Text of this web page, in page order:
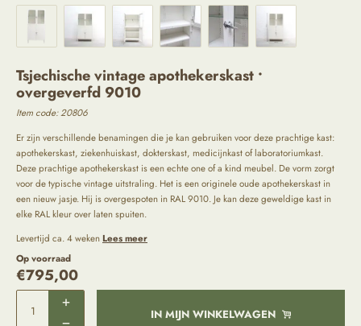
Tsjechische vintage apothekerskast •
overgeverfd 9010
Item code: 20806
Er zijn verschillende benamingen die je kan gebruiken voor deze prachtige kast:
apothekerskast, ziekenhuiskast, dokterskast, medicijnkast of laboratoriumkast.
Deze prachtige apothekerskast is een echte one of a kind meubel. De vorm zorgt
voor de typische vintage uitstraling. Het is een originele oude apothekerskast in
een nieuw jasje. Hij is overgespoten in RAL 9010. Je kan deze geweldige kast in
elke RAL kleur over laten spuiten.
Levertijd ca. 4 wekenLees meer
Op voorraad
€795,00
IN MIJN WINKELWAGEN